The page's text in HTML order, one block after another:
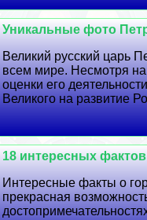
Уникальные фото
Великий русский царь
всем мире. Несмотря
оценки его
Великого на развитие
18 интересных
Интересные факты о
прекрасная